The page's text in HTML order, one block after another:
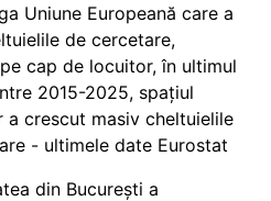
Uniune Europeană care a
de cercetare,
cap de locuitor, în ultimul
2015-2025, spațiul
a crescut masiv cheltuielile
- ultimele date Eurostat
din București a